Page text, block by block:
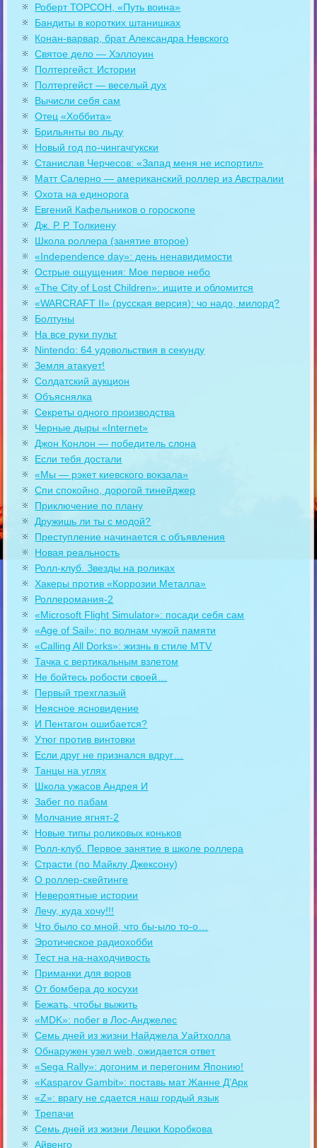
Роберт ТОРСОН, «Путь воина»
Бандиты в коротких штанишках
Конан-варвар, брат Александра Невского
Святое дело — Хэллоуин
Полтергейст. Истории
Полтергейст — веселый дух
Вычисли себя сам
Отец «Хоббита»
Брильянты во льду
Новый год по-чингачгукски
Станислав Черчесов: «Запад меня не испортил»
Матт Салерно — американский роллер из Австралии
Охота на единорога
Евгений Кафельников о гороскопе
Дж. Р. Р. Толкиену
Школа роллера (занятие второе)
«Independence day»: день ненавидимости
Острые ощущения: Мое первое небо
«The City of Lost Children»: ищите и обломится
«WARCRAFT II» (русская версия): чо надо, милорд?
Болтуны
На все руки пульт
Nintendo: 64 удовольствия в секунду
Земля атакует!
Солдатский аукцион
Объяснялка
Секреты одного производства
Черные дыры «Internet»
Джон Конлон — победитель слона
Если тебя достали
«Мы — рэкет киевского вокзала»
Спи спокойно, дорогой тинейджер
Приключение по плану
Дружишь ли ты с модой?
Преступление начинается с объявления
Новая реальность
Ролл-клуб. Звезды на роликах
Хакеры против «Коррозии Металла»
Роллеромания-2
«Microsoft Flight Simulator»: посади себя сам
«Age of Sail»: по волнам чужой памяти
«Calling All Dorks»: жизнь в стиле MTV
Тачка с вертикальным взлетом
Не бойтесь робости своей…
Первый трехглазый
Неясное ясновидение
И Пентагон ошибается?
Утюг против винтовки
Если друг не признался вдруг…
Танцы на углях
Школа ужасов Андрея И
Забег по пабам
Молчание ягнят-2
Новые типы роликовых коньков
Ролл-клуб. Первое занятие в школе роллера
Страсти (по Майклу Джексону)
О роллер-скейтинге
Невероятные истории
Лечу, куда хочу!!!
Что было со мной, что бы-ыло то-о…
Эротическое радиохобби
Тест на на-находчивость
Приманки для воров
От бомбера до косухи
Бежать, чтобы выжить
«MDK»: побег в Лос-Анджелес
Семь дней из жизни Найджела Уайтхолла
Обнаружен узел web, ожидается ответ
«Sega Rally»: догоним и перегоним Японию!
«Kasparov Gambit»: поставь мат Жанне Д’Арк
«Z»: врагу не сдается наш гордый язык
Трепачи
Семь дней из жизни Лешки Коробкова
Айвенго